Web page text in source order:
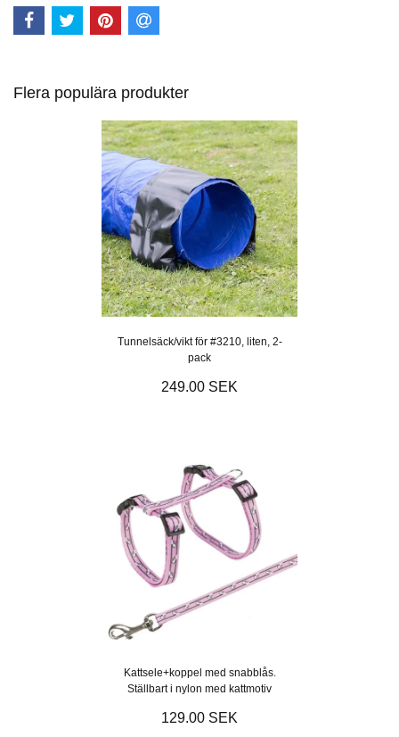
Flera populära produkter
Tunnelsäck/vikt för #3210, liten, 2-
pack
249.00 SEK
Kattsele+koppel med snabblås.
Ställbart i nylon med kattmotiv
129.00 SEK